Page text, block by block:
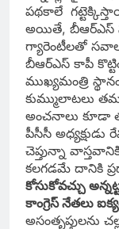
పథకాలే
అయితే, బీఆర్‌ఎస్‌
గ్యారెంటీలతో
బీఆర్‌ఎస్‌ కాపీ
ముఖ్యమంత్రి
కుమ్ములాటలు
అంచనాలు కూడా
పీసీసీ
చెప్తున్నా
కలగడమే దానికి
కోసుకోవచ్చు
కాంగ్రెస్‌ నేతలు
అసంతృప్తులను